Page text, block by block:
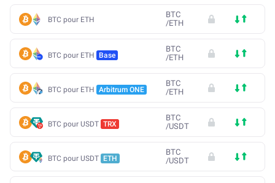
BTC pour ETH
BTC
/ETH
BTC pour ETH Base
BTC
/ETH
BTC pour ETH Arbitrum ONE
BTC
/ETH
BTC pour USDT TRX
BTC
/USDT
BTC pour USDT ETH
BTC
/USDT